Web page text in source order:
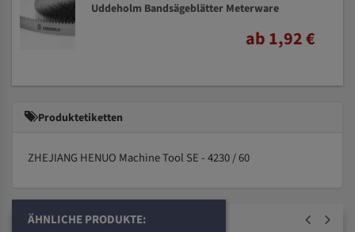
Uddeholm Bandsägeblätter Meterware
ab 1,92 €
Produktetiketten
ZHEJIANG HENUO Machine Tool SE - 4230 / 60
ÄHNLICHE PRODUKTE: